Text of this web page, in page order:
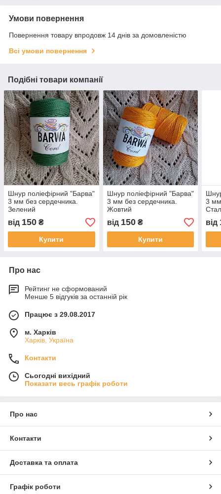
Умови повернення
Повернення товару впродовж 14 днів за домовленістю
Всі умови повернення
Подібні товари компанії
Шнур поліефірний "Барва"
3 мм без сердечника.
Зелений
від 150 ₴
Купити
Шнур поліефірний "Барва"
3 мм без сердечника.
Жовтий
від 150₴
Купити
3 мм
від
Про нас
Рейтинг не сформований
Менше 5 відгуків за останній рік
Працює з 29.08.2017
м. Харків
Харків, Україна
Контакти
Сьогодні вихідний
Показати весь графік роботи
Про нас
Контакти
Доставка та оплата
Графік роботи